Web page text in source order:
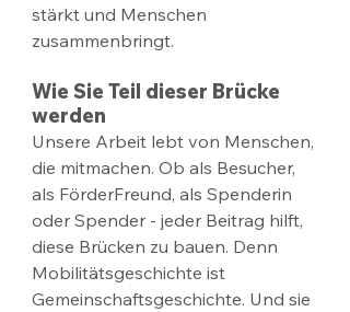
stärkt und Menschen
zusammenbringt.
Wie Sie Teil dieser Brücke
werden
Unsere Arbeit lebt von Menschen,
die mitmachen. Ob als Besucher,
als FörderFreund, als Spenderin
oder Spender - jeder Beitrag hilft,
diese Brücken zu bauen. Denn
Mobilitätsgeschichte ist
Gemeinschaftsgeschichte. Und sie